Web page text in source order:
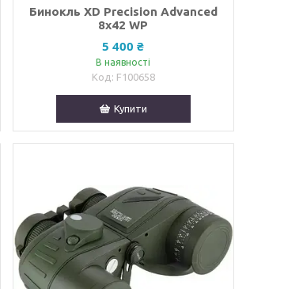
Бинокль XD Precision Advanced
8х42 WP
5 400 ₴
В наявності
F100658
Купити